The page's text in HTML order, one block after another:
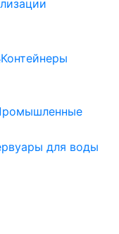
Контейнеры
для воды